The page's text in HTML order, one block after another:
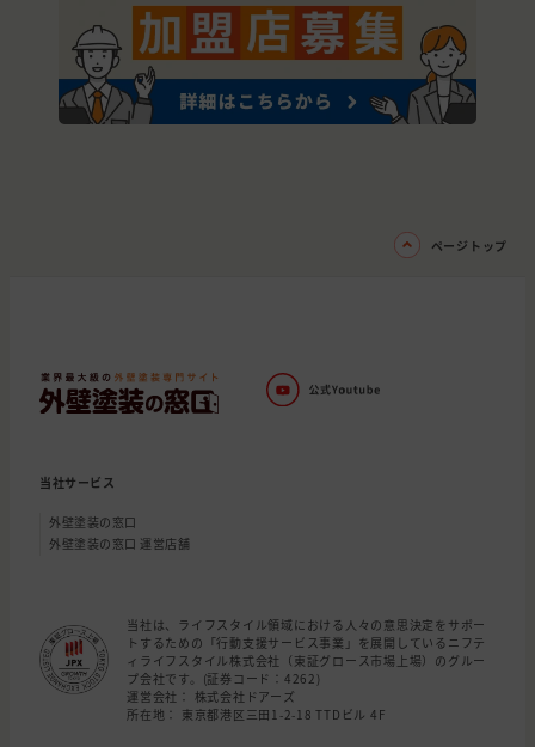
ページトップ
当社サービス
外壁塗装の窓口
外壁塗装の窓口 運営店舗
当社は、ライフスタイル領域における人々の意思決定をサポー
トするための「行動支援サービス事業」を展開しているニフテ
ィライフスタイル株式会社（東証グロース市場上場）のグルー
プ会社です。(証券コード：4262)
運営会社： 株式会社ドアーズ
所在地： 東京都港区三田1-2-18 TTDビル 4F